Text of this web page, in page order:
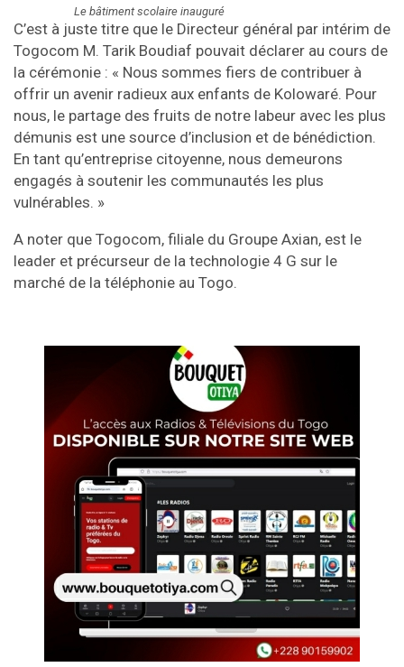
Le bâtiment scolaire inauguré
C’est à juste titre que le Directeur général par intérim de
Togocom M. Tarik Boudiaf pouvait déclarer au cours de
la cérémonie : « Nous sommes fiers de contribuer à
offrir un avenir radieux aux enfants de Kolowaré. Pour
nous, le partage des fruits de notre labeur avec les plus
démunis est une source d’inclusion et de bénédiction.
En tant qu’entreprise citoyenne, nous demeurons
engagés à soutenir les communautés les plus
vulnérables. »
A noter que Togocom, filiale du Groupe Axian, est le
leader et précurseur de la technologie 4 G sur le
marché de la téléphonie au Togo.